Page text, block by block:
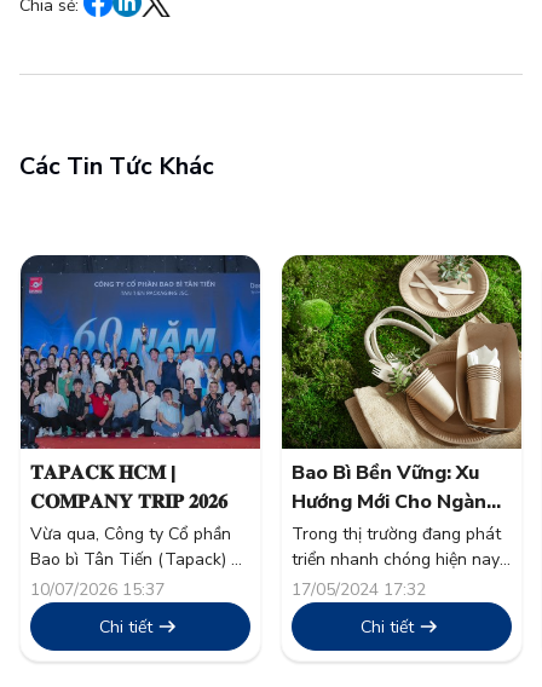
Chia sẻ:
Các Tin Tức Khác
𝐓𝐀𝐏𝐀𝐂𝐊 𝐇𝐂𝐌 |
𝐂𝐎𝐌𝐏𝐀𝐍𝐘 𝐓𝐑𝐈𝐏 𝟐𝟎𝟐𝟔
Vừa qua, Công ty Cổ phần
Bao bì Tân Tiến (Tapack) đã
tổ chức thành công chương
trình nghỉ mát thường niên
“Company Trip 2026” cho
toàn thể cán bộ công nhân
10/07/2026 15:37
Chi tiết
Bao Bì Bền Vững: Xu
Hướng Mới Cho Ngành
Thực Phẩm
Trong thị trường đang phát
triển nhanh chóng hiện nay,
tính bền vững đã vượt xa
khỏi một từ thông dụng và
trở thành nền tảng trong
chiến lược doanh nghiệp.
17/05/2024 17:32
Chi tiết